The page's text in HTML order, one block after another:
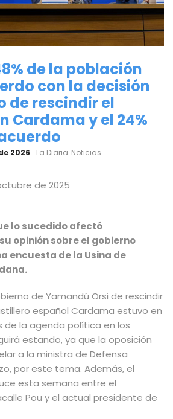
de la población
con la decisión
de rescindir el
Cardama y el 24%
2026 La Diaria Noticias
de 2025
lo sucedido afectó
opinión sobre el gobierno
encuesta de la Usina de
de Yamandú Orsi de rescindir
español Cardama estuvo en
de la agenda política en los
estando, ya que la oposición
a la ministra de Defensa
por este tema. Además,el
esta semana entre el
Pou y el actual presidente de